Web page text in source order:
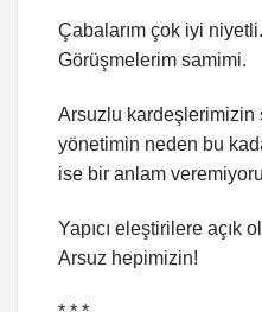
Çabalarım çok iyi niyetli.
Görüşmelerim samimi.
Arsuzlu
yönetimin neden bu
ise bir anlam
Yapıcı eleştirilere açık
Arsuz hepimizin!